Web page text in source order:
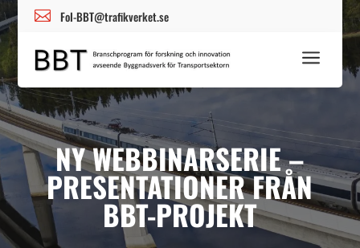
 FoI-BBT@trafikverket.se
a
NY WEBBINARSERIE –
PRESENTATIONER FRÅN
BBT-PROJEKT